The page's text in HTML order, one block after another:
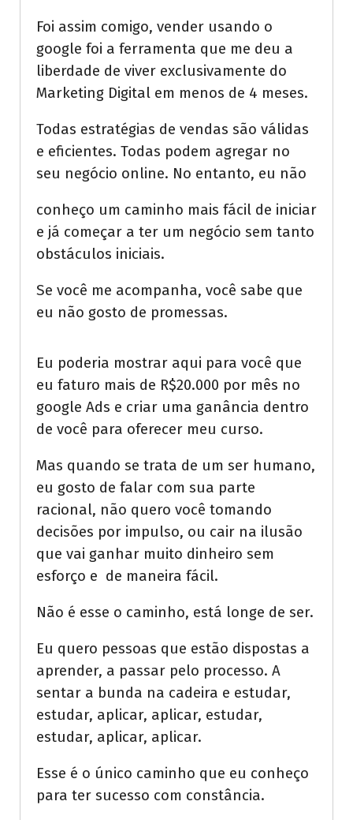
Foi assim comigo, vender usando o
google foi a ferramenta que me deu a
liberdade de viver exclusivamente do
Marketing Digital em menos de 4 meses.
Todas estratégias de vendas são válidas
e eficientes. Todas podem agregar no
seu negócio online. No entanto, eu não
conheço um caminho mais fácil de iniciar
e já começar a ter um negócio sem tanto
obstáculos iniciais.
Se você me acompanha, você sabe que
eu não gosto de promessas.
Eu poderia mostrar aqui para você que
eu faturo mais de R$20.000 por mês no
google Ads e criar uma ganância dentro
de você para oferecer meu curso.
Mas quando se trata de um ser humano,
eu gosto de falar com sua parte
racional, não quero você tomando
decisões por impulso, ou cair na ilusão
que vai ganhar muito dinheiro sem
esforço e de maneira fácil.
Não é esse o caminho, está longe de ser.
Eu quero pessoas que estão dispostas a
aprender, a passar pelo processo. A
sentar a bunda na cadeira e estudar,
estudar, aplicar, aplicar, estudar,
estudar, aplicar, aplicar.
Esse é o único caminho que eu conheço
para ter sucesso com constância.